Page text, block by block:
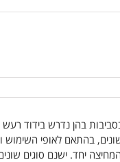
בהן נדרש בידוד
בהתאם לאופי
יחד. ישנם סוגים שונים